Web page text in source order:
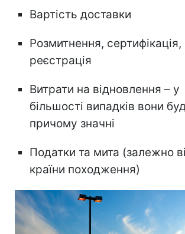
Вартість доставки
Розмитнення, сертифікація,
реєстрація
Витрати на відновлення – у
більшості випадків вони
причому значні
Податки та мита (залежно
країни походження)